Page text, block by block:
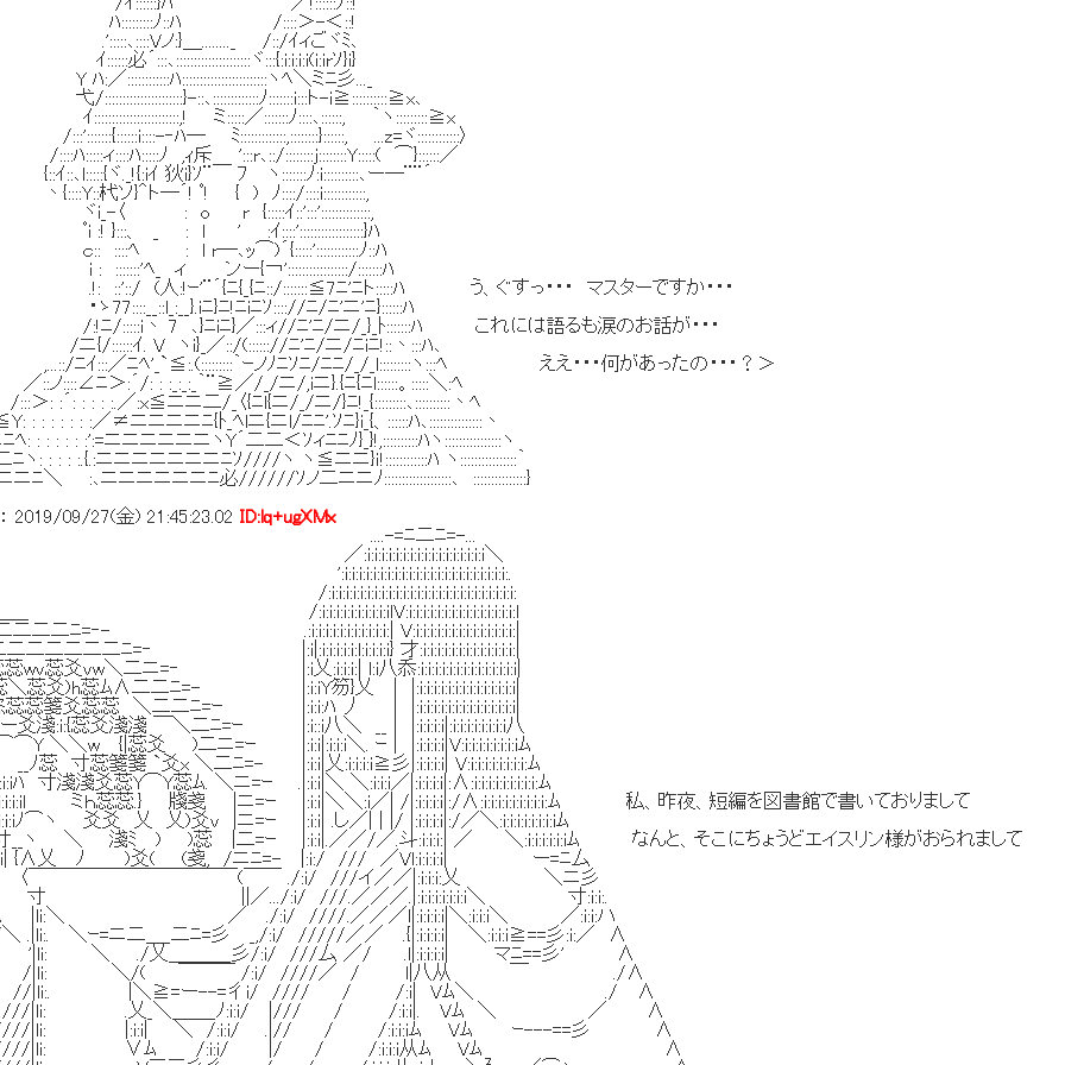
ﾉ::ﾊ /::::＞-＜::!
:}＿........_ /::/ｲィごヾﾐ､
:::::::::::::::::::::ヾ:::{:i:i:i:i(i:irｿ}i}
ﾊ::::::::::::::::::::::::ヽﾍ＼ミﾆ彡..._
::､:::::::::::::ﾉ:::::::i:::ト-i≧::::::::::≧x､
ミ:::::／:::::::ﾉ::::､::::::, ｀ヽ:::::::::≧x
‐ﾊ― ﾐ:::::::::::::,::::::::}::::::, ...z=ヾ::::::::::::〉
:::::ﾉ ,ｨ斥 ':::r､::/::::::::j::::::::Y:::::( ⌒}::::::／
ｲ 狄i}ｿ¨￣ ﾌ ヽ:::::::ﾉ:i::::::::::､ー―¨¨´
}＾ト―´! ﾟ! { ) ﾉ::::/::::i::::::::::::,
o r {:::::ｲ::':::'::::::::::::::,
_ : l ' :ｲ::::'::::::::::::::::::}ﾊ
l r―､ｯ⌒)´{:::::'::::::::::::ﾉ::ﾊ
ィ ンー{￢':::::::::::::::::/:::::::ﾊ
ﾆ{_{ﾆ::/:::::::≦7ﾆ'ﾆト:::::ﾊ う、ぐすっ・・・ マスターですか・・・
ﾆ}ﾆ!ﾆiﾆｿ:::://ﾆ/ﾆ'ニ'ﾆ}::::::ﾊ
}ﾆiﾆ}／:::ィ//ﾆ'ﾆ/ニ/_}_ﾄ:::::::ﾊ これには語るも涙のお話が・・・
ヽi}_／::/(:::::://ﾆ'ﾆ/ニ/ﾆiﾆ!::丶:::ﾊ､
｀ｰノﾉﾆｿﾆ/ﾆﾆ/_/_l:::::::::ヽ:::ﾍ ええ・・・何があったの・・・？＞
: : :_:_:_｀¨≧／/_/ニ/,iニ}.{ﾆ{ﾆl::::::。:::::＼:ﾍ
／:x≦ニニ二/_〈{ﾆl{ニ/_/ニ/}ﾆ!_{:::::::::､::::::::::丶ﾍ
≠ニニニニﾆ{ﾄ_ﾍlニ{ニl/ﾆﾆ'.ｿﾆ}i_{、::::::ﾊ､:::::::::::::::丶
ニニニニニニヽY´二二＜ｿィﾆﾆﾉ}_}!,::::::::::ﾊヽ::::::::::::::::ヽ
ニニニニニニニﾆｿ////ヽ ヽ≦ニニ}ｉ!::::::::::::ﾊ ヽ::::::::::::::::｀
ニニニニニニﾆ必//////ｿノ二ニニﾉ:::::::::::::::::::､ :::::::::::::::}
：2019/09/27(金) 21:45:23.02 ID:lq+ugXMx
=ﾆ二ﾆ=-...
＼
二二二ﾆ=‐- .:i:i:i:i:i:i:i:i:i:i:i:| V:i:i:i:i:i:i:i:i:i:i:i:i:i:i:|
二二二二二二ﾆ=‐ |:i|:i:i:i:i:i:l:i:i:i:i} 才:i:i:i:i:i:i:i:i:i:i:i:i:i:|
蕊爻vw＼二ニ=‐ |:i乂:i:i:i:| l:i八忝:i:i:i:i:i:i:i:i:i:i:i:i:i:i|
爻)h蕊ﾑ∧二二ﾆ=- |:i:iY笏}乂 | |:i:i:i:i:i:i:i:i:i:i:i:i:i:i|
蕊箋爻蕊蕊 ＼二二ﾆ=ｰ |:i:i:ﾊ 丿 | |:i:i:i:i:i:i:i:i:i:i:i:i:i:i|
:i:{蕊爻淺淺 ￣＼二ﾆ=ｰ |:i::i八＼ __ | |:i:i:i:i|:i:i:i:i:i:i:i:i八
＼w {|蕊爻 )二ニ=ｰ |:i:i|:i:i:i＼. ｰ | |:i:i:i:i|V:i:i:i:i:i:i:i:iﾑ
箋箋 `爻x ＼二ﾆ=- |:i:i|乂:i:i:i:i≧彡|:i:i:i:i| V:i:i:i:i:i:i:i:i:ﾑ
淺爻蕊Y⌒Y蕊ﾑ. ＼ニ=ｰ .|:i:i|＼ ＼:i:i:i／|:i:i:i:i|:∧:i:i:i:i:i:i:i:i:i:ﾑ
ｈ蕊蕊.} 牋戔 |ニ=ｰ |:i:i|＼＼:i／| /|:i:i:i:i|:/∧:i:i:i:i:i:i:i:i:i:ﾑ 私、昨夜、短編を図書館で書いておりまして
爻爻 乂 乂)爻v |ニ=ｰ |:i:i| .し／| | |/ |:i:i:i:i|:/／＼:i:i:i:i:i:i:i:iﾑ
淺ﾐ ) )蕊 |二=ｰ |:i:i|.／／/／.斗:i:i:i:| ／ ＼:i:i:i:i:i:iﾑ なんと、そこにちょうどエイスリン様がおられまして
乂 ﾉ )爻( (戔, /ニﾆ=- |:i:/ /// ／Vl:i:i:i:i| ー=ﾆ厶
￣￣￣￣￣￣￣￣(￣￣ ./:i/ ///イ／／|:i:i:i:乂 ＼ニ彡
||／.../:i/ ///.／／／.|:i:i:i:i:i:i:i＼ 寸:i:i:.
／ ./:i/ ////.／／／l|:i:i:i:i|＼:i:i:i＼ ／:i:i:ハ
＼ｰ=ニ二＿_二ﾆ=彡 _,/:i/ /////／／ .{|:i:i:i:i| ＼:i:i:i≧==彡:i:／ ∧
＼ ./乂＿＿＿_彡/:i/ ///厶 ／/ .l|:i:i:i:i| マﾆ==彡' ∧
/|li: ＼/( ￣￣￣ /:i/ ////／ / l|八从 ￣ ./∧
//|li:. |＼≧=ー--=彳i/ //// / /:i| Vﾑ＼ ./ ∧
|li: .乂_＼＿＿_ﾉ:i:i/ |/// / /:i:i|. Vﾑ ＼ ／ ∧
|li: |:i:i| ＼ /:i:i/ .|// / /:i:i:iﾑ Vﾑ ｰ---==彡 ∧
./////|li: ∨ﾑ /:i:i/ |/ / /:i:i:i从ﾑ Vﾑ ∧